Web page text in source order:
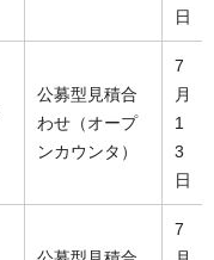
日
公募型見積合
わせ（オープ
ンカウンタ）
7
月
1
3
日
7